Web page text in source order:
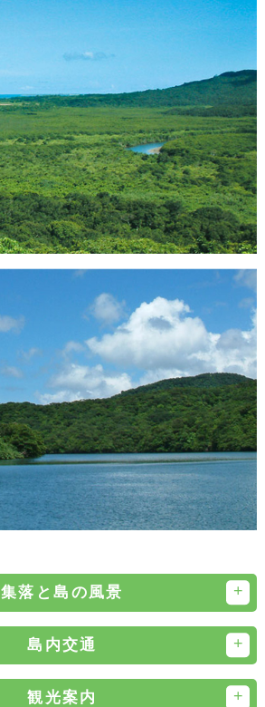
集落と島の風景
島内交通
観光案内